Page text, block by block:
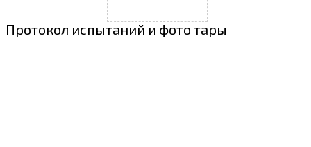
Протокол испытаний и фото тары